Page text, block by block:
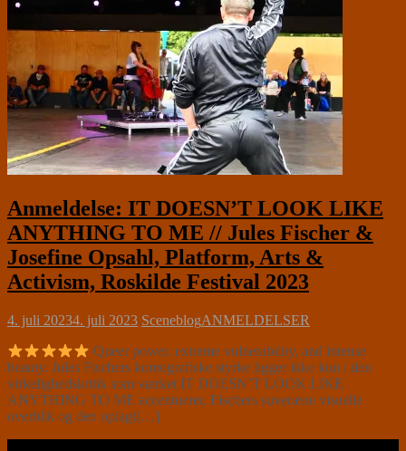
Anmeldelse: IT DOESN’T LOOK LIKE
ANYTHING TO ME // Jules Fischer &
Josefine Opsahl, Platform, Arts &
Activism, Roskilde Festival 2023
4. juli 20234. juli 2023 SceneblogANMELDELSER
Queer power, extreme vulnerability, and intense
beauty. Jules Fischers koreografiske styrke ligger ikke kun i den
virkelighedskritik som værket IT DOESN’T LOOK LIKE
ANYTHING TO ME accentuerer, Fischers suveræne visuelle
overblik og den oplagt[…]